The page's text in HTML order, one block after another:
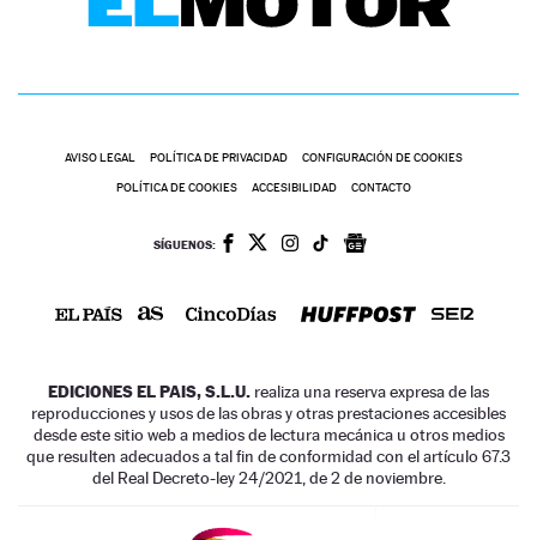
AVISO LEGAL POLÍTICA DE PRIVACIDAD CONFIGURACIÓN DE COOKIES
POLÍTICA DE COOKIES ACCESIBILIDAD CONTACTO
SÍGUENOS:
EDICIONES EL PAIS, S.L.U. realiza una reserva expresa de las
reproducciones y usos de las obras y otras prestaciones accesibles
desde este sitio web a medios de lectura mecánica u otros medios
que resulten adecuados a tal fin de conformidad con el artículo 67.3
del Real Decreto-ley 24/2021, de 2 de noviembre.